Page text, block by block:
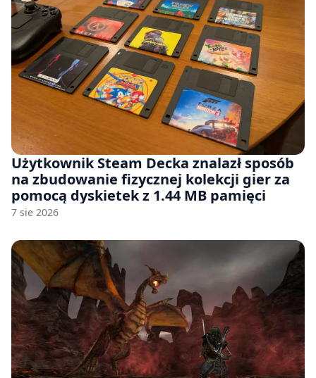
Użytkownik Steam Decka znalazł sposób
na zbudowanie fizycznej kolekcji gier za
pomocą dyskietek z 1.44 MB pamięci
7 sie 2026